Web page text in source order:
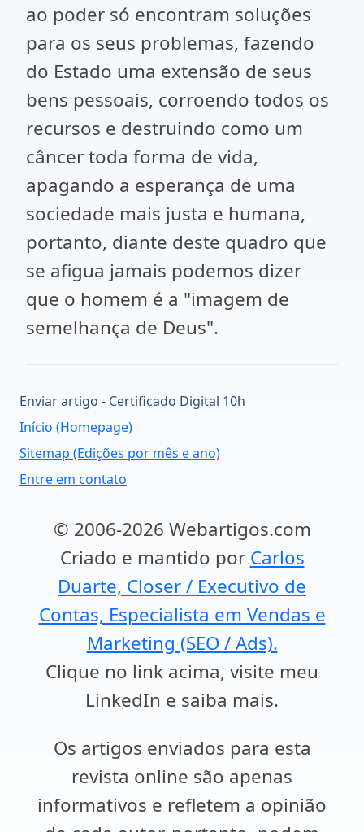
ao poder só encontram soluções
para os seus problemas, fazendo
do Estado uma extensão de seus
bens pessoais, corroendo todos os
recursos e destruindo como um
câncer toda forma de vida,
apagando a esperança de uma
sociedade mais justa e humana,
portanto, diante deste quadro que
se afigua jamais podemos dizer
que o homem é a "imagem de
semelhança de Deus".
Enviar artigo - Certificado Digital 10h
Início (Homepage)
Sitemap (Edições por mês e ano)
Entre em contato
© 2006-2026 Webartigos.com
Criado e mantido por Carlos
Duarte, Closer / Executivo de
Contas, Especialista em Vendas e
Marketing (SEO / Ads).
Clique no link acima, visite meu
LinkedIn e saiba mais.
Os artigos enviados para esta
revista online são apenas
informativos e refletem a opinião